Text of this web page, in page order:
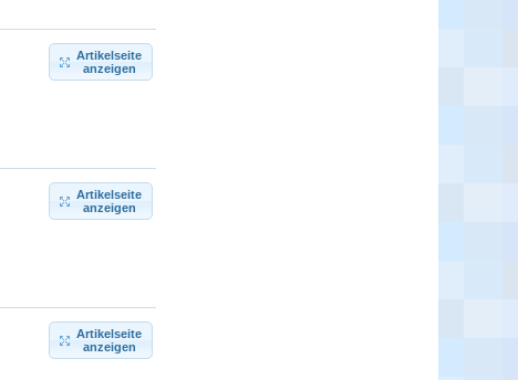
Artikelseite
anzeigen
Artikelseite
anzeigen
Artikelseite
anzeigen